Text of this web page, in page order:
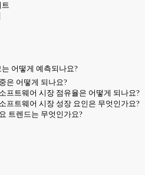
어떻게 예측되나요?
은 어떻게 되나요?
프트웨어 시장 점유율은 어떻게 되나요?
프트웨어 시장 성장 요인은 무엇인가요?
트렌드는 무엇인가요?